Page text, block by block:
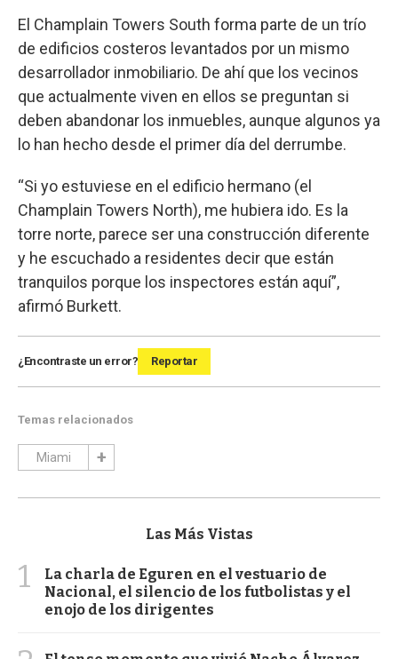
El Champlain Towers South forma parte de un trío
de edificios costeros levantados por un mismo
desarrollador inmobiliario. De ahí que los vecinos
que actualmente viven en ellos se preguntan si
deben abandonar los inmuebles, aunque algunos ya
lo han hecho desde el primer día del derrumbe.
“Si yo estuviese en el edificio hermano (el
Champlain Towers North), me hubiera ido. Es la
torre norte, parece ser una construcción diferente
y he escuchado a residentes decir que están
tranquilos porque los inspectores están aquí”,
afirmó Burkett.
¿Encontraste un error? Reportar
Temas relacionados
Miami
Las Más Vistas
1
La charla de Eguren en el vestuario de
Nacional, el silencio de los futbolistas y el
enojo de los dirigentes